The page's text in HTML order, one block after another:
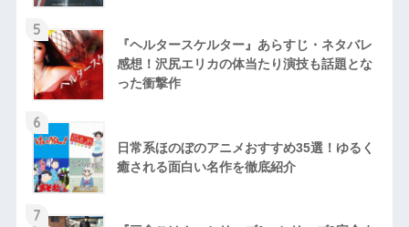
5
『ヘルタースケルター』あらすじ・ネタバレ
感想！沢尻エリカの体当たり演技も話題とな
った衝撃作
6
日常系ほのぼのアニメおすすめ35選！ゆるく
癒される面白い名作を徹底紹介
7